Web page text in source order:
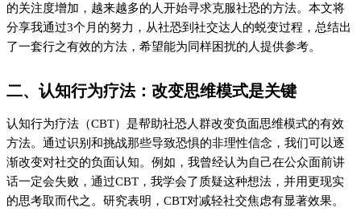
的关注度增加，越来越多的人开始寻求克服社恐的方法。本文将
分享我通过3个月的努力，从社恐到社交达人的蜕变过程，总结出
了一套行之有效的方法，希望能为同样困扰的人提供参考。
二、认知行为疗法：改变思维模式是关键
认知行为疗法（CBT）是帮助社恐人群改变负面思维模式的有效
方法。通过识别和挑战那些导致恐惧的非理性信念，我们可以逐
渐改变对社交的负面认知。例如，我曾经认为自己在公众面前讲
话一定会失败，通过CBT，我学会了质疑这种想法，并用更现实
的思考取而代之。研究表明，CBT对减轻社交焦虑有显著效果。